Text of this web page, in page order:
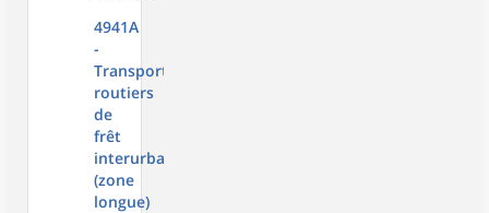
4941A
-
Transports
routiers
de
frêt
interurbains
(zone
longue)